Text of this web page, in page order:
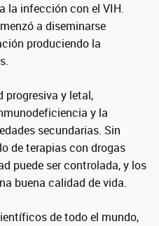
la infección con el VIH.
a diseminarse
produciendo la
progresiva y letal,
y la
secundarias. Sin
de terapias con drogas
puede ser controlada, y los
buena calidad de vida.
de todo el mundo,